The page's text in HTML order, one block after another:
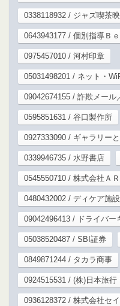
0338118932 / ジャズ喫茶
0643943177 / 個別指導Ｂ
0975457010 / 河村印章
05031498201 / ネット・
09042674155 / 詐欺メール
0595851631 / 谷口製作所
0927333090 / ギャラリー
0339946735 / 水野書店
0545550710 / 株式会社Ａ
0480432002 / ディケア施
09042496413 / ドライバー
05038520487 / SBI証券
0849871244 / タカラ商事
0924515531 / (株)日本旅
0936128372 / 株式会社セ